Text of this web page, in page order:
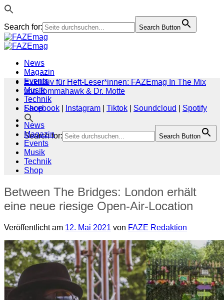
Search for: Search Button
Zum
Inhalt
News
Magazin
Events
Musik
Technik
Shop
Search for: Search Button
Exklusiv für Heft-Leser*innen: FAZEmag In The Mix
von Tommahawk & Dr. Motte
Facebook
Instagram Tiktok Soundcloud
Spotify
News
Magazin
Events
Musik
Technik
Shop
Between The Bridges: London erhält
eine neue riesige Open-Air-Location
Veröffentlicht am 12. Mai 2021 von FAZE Redaktion